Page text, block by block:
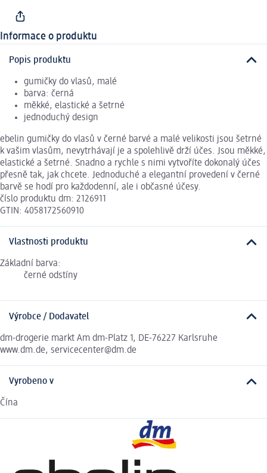
Informace o produktu
Popis produktu
gumičky do vlasů, malé
barva: černá
měkké, elastické a šetrné
jednoduchý design
ebelin gumičky do vlasů v černé barvé a malé velikosti jsou šetrné
k vašim vlasům, nevytrhávají je a spolehlivě drží účes. Jsou měkké,
elastické a šetrné. Snadno a rychle s nimi vytvoříte dokonalý účes
přesně tak, jak chcete. Jednoduché a elegantní provedení v černé
barvě se hodí pro každodenní, ale i občasné účesy.
číslo produktu dm: 2126911
GTIN: 4058172560910
Vlastnosti produktu
Základní barva:
černé odstíny
Výrobce / Dodavatel
dm-drogerie markt Am dm-Platz 1, DE-76227 Karlsruhe
www.dm.de, servicecenter@dm.de
Vyrobeno v
Čína